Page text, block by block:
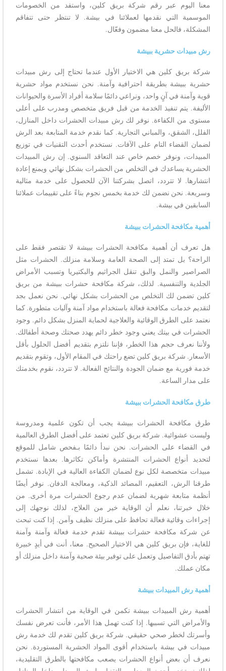
معنا اليوم عبر رقم شركة بريق كلين، واستفد من الخصومات
الموسمية التي نقدمها لعملائنا في بيشة. لا تنتظر حتى تتفاقم
المشكلة، فالحل معنا مضمون وفعّال.
رش مبيدات حشرية ببيشة
شركة بريق كلين هي الاختيار الأول عندما تحتاج إلى رش مبيدات
حشرية ببيشة بطريقة احترافية وآمنة. نحن نستخدم مواد حشرية
قوية وآمنة في آنٍ واحد، ونراعي دائمًا سلامة أفراد الأسرة والحيوانات
الأليفة. يتم تنفيذ الخدمة من قبل فريق متخصص ومدرب على أعلى
مستوى من الكفاءة. نوفر لك رش مبيدات الحشرات داخل المنازل،
الفلل، الشقق، والمباني التجارية. كما نقدم خدمة المتابعة بعد الرش
لضمان القضاء التام على الآفات. نستخدم أحدث التقنيات في توزيع
المبيدات، ونوفر خصم خاص عند التعاقد السنوي. إن رش المبيدات
الحشرية يساعدك في التخلص من الحشرات بشكل نهائي ويمنع إعادة
انتشارها. لا تتردد، اتصل بشركتنا الآن للحصول على خدمة مثالية
وسريعة. نحن نضمن لك خدمة بخمس نجوم بناءً على تقييمات عملائنا
السابقين في بيشة.
أهمية مكافحة الحشرات ببيشة
هل تعرف أن أهمية مكافحة الحشرات ببيشة لا تقتصر فقط على
الراحة؟ بل تمتد إلى الصحة العامة وسلامة منزلك. الحشرات مثل
الصراصير والنمل والبق تنقل الجراثيم والبكتيريا وتسبب الأمراض
الجلدية والتنفسية. لذلك، شركة مكافحة حشرات ببيشة من بريق
كلين تضمن لك التخلص من الحشرات بشكل نهائي. نحن نعمل بجد
لتقديم خدمات مكافحة فعالة باستخدام مواد آمنة وآليات متطورة. كما
نعتمد على الطرق الوقائية والعلاجية لحماية المنزل بشكل دائم. وجود
الحشرات في بيتك يعني وجود خطر دائم يهدد صحتك وصحة أطفالك.
ولأننا نعرف حجم هذا الخطر، فإننا نلتزم بتقديم أفضل الحلول بأقل
الأسعار. شركة بريق كلين تضع راحتك في المقام الأول، وتقوم بتقديم
خدمة فورية مع ضمان الجودة والنتائج الفعالة. لا تتردد، نقوم بخدمتك
على مدار الساعة.
طرق مكافحة الحشرات ببيشة
طرق مكافحة الحشرات ببيشة يجب أن تكون علمية ومدروسة
وليست عشوائية. شركة بريق كلين تعتمد على أفضل الطرق العالمية
في القضاء على الحشرات. نحن نبدأ دائمًا بـفحص شامل للموقع
لتحديد أنواع الحشرات المنتشرة وأماكن تكاثرها. بعدها نستخدم
مبيدات متخصصة لكل نوع لضمان الكفاءة العالية في الإبادة. تشمل
طرقنا الرش، التعقيم، المصائد الذكية، ومعالجة الدفان. نوفر أيضًا
أنظمة متابعة شهرية لضمان عدم رجوع الحشرات مرة أخرى. من
خلال خبرتنا، نعلم أن الوقاية خير من العلاج، لذلك نوجهك إلى
إجراءات وقائية فعالة تحافظ على منزلك نظيف وآمن. إذا كنت تبحث
عن شركة مكافحة حشرات ببيشة تقدم خدمة فعالة وآمنة وآمنة
للغاية، فإن بريق كلين هي الاختيار الصحيح. معنا، أنت في أيدٍ خبيرة
تهتم بأدق التفاصيل وتعمل على توفير بيئة صحية وآمنة داخل منزلك أو
مكان عملك.
أهمية رش المبيدات ببيشة
أهمية رش المبيدات ببيشة تكمن في الوقاية من انتشار الحشرات
والأمراض التي تسببها. إذا كنت تهمل هذا الأمر، فأنت تعرض نفسك
وأسرتك لخطر صحي حقيقي. شركة بريق كلين تقدم لك خدمة رش
مبيدات في بيشة باستخدام أقوى المواد الحشرية المستوردة. نحن
نعرف أن بعض أنواع الحشرات يصعب مكافحتها بالطرق التقليدية،